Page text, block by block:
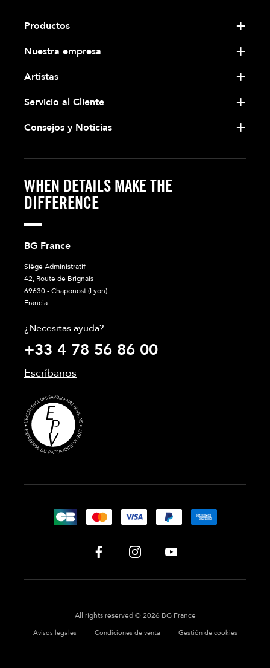
Productos
Nuestra empresa
Artistas
Servicio al Cliente
Consejos y Noticias
WHEN DETAILS MAKE THE
DIFFERENCE
BG France
Siège Administratif
42, Route de Brignais
69630 - Chaponost (Lyon)
Francia
¿Necesitas ayuda?
+33 4 78 56 86 00
Escríbanos
All rights reserved © 2026 BG France
Avisos legales Condiciones de venta Gestión de cookies